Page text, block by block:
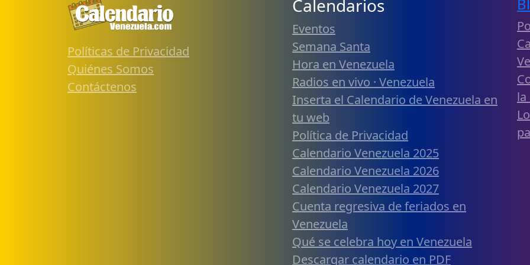
Políticas de Privacidad
Quiénes Somos
Contáctenos
Calendarios
Eventos
Semana Santa
Hora en Venezuela
Radios en vivo · Venezuela
Inserta el Calendario de Venezuela en
tu web
Política de Privacidad
Calendario Venezuela 2025
Calendario Venezuela 2026
Calendario Venezuela 2027
Cuenta regresiva de feriados en
Venezuela
Qué se celebra hoy en Venezuela
Descargar calendario en PDF
la